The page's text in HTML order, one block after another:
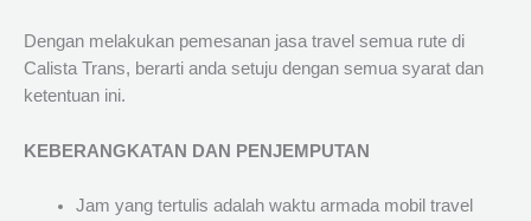
Dengan melakukan pemesanan jasa travel semua rute di
Calista Trans, berarti anda setuju dengan semua syarat dan
ketentuan ini.
KEBERANGKATAN DAN PENJEMPUTAN
Jam yang tertulis adalah waktu armada mobil travel